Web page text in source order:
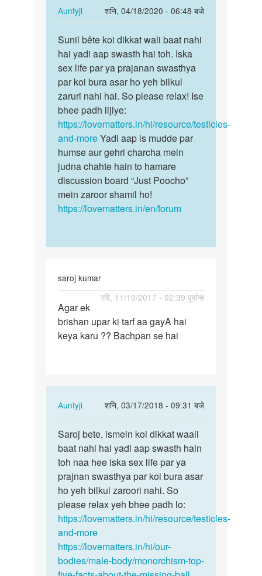
by
ajim
Auntyji
शनि, 04/18/2020 - 06:48 बजे
In
reply
to
mera
ek
andakosh
kharab
huwa…
by
Sunil
tukaram
pakhmode
Sunil
bête
koi
dikkat
wali…
Sunil bête koi dikkat wali baat nahi
hai yadi aap swasth hai toh. Iska
sex life par ya prajanan swasthya
par koi bura asar ho yeh bilkul
zaruri nahi hai. So please relax! Ise
bhee padh lijiye:
https://lovematters.in/hi/resource/testicles-
and-moreYadi aap is mudde par
humse aur gehri charcha mein
judna chahte hain to hamare
discussion board “Just Poocho”
mein zaroor shamil ho!
https://lovematters.in/en/forum
saroj kumar
रवि, 11/19/2017 - 02:39 पूर्वान्ह
Agar
ek
brishan
Agar ek
brishan upar ki tarf aa gayA hai
keya karu ?? Bachpan se hai
Auntyji
शनि, 03/17/2018 - 09:31 बजे
In
to
Agar
ek
brishan
upar
ki
tarf…
by
saroj
kumar
Saroj
bete,
ismein
koi…
Saroj bete, ismein koi dikkat waali
baat nahi hai yadi aap swasth hain
toh naa hee iska sex life par ya
prajnan swasthya par koi bura asar
ho yeh bilkul zaroori nahi. So
please relax yeh bhee padh lo:
https://lovematters.in/hi/resource/testicles-
and-more
https://lovematters.in/hi/our-
bodies/male-body/monorchism-top-